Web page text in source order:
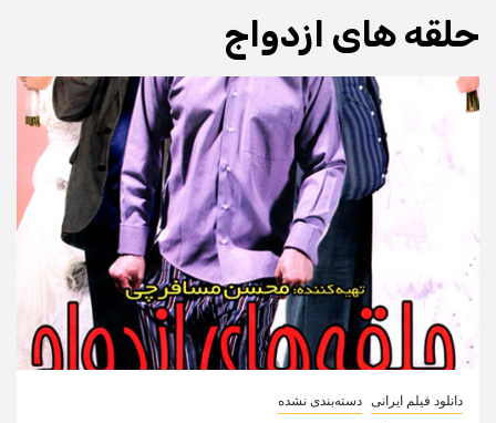
حلقه های ازدواج
دانلود فیلم ایرانی دسته‌بندی نشده